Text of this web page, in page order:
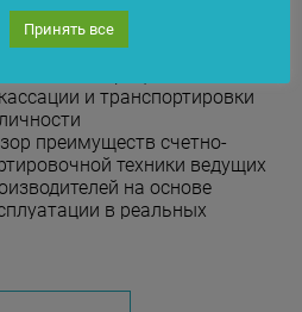
решения,
уровень
и транспортировки
преимуществ счетно-
техники ведущих
на основе
в реальных
Принять все